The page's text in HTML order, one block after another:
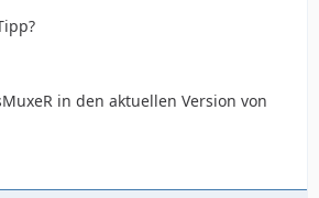
in den aktuellen Version von